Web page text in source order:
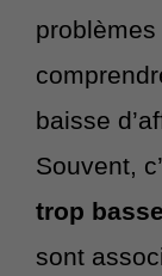
baisse
Souvent,
trop basse
sont